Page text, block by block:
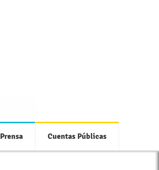
Prensa Cuentas Públicas